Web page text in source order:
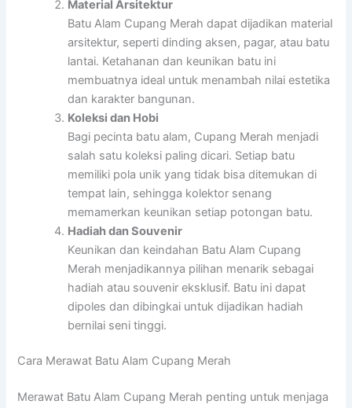
Material Arsitektur
Batu Alam Cupang Merah dapat dijadikan material
arsitektur, seperti dinding aksen, pagar, atau batu
lantai. Ketahanan dan keunikan batu ini
membuatnya ideal untuk menambah nilai estetika
dan karakter bangunan.
Koleksi dan Hobi
Bagi pecinta batu alam, Cupang Merah menjadi
salah satu koleksi paling dicari. Setiap batu
memiliki pola unik yang tidak bisa ditemukan di
tempat lain, sehingga kolektor senang
memamerkan keunikan setiap potongan batu.
Hadiah dan Souvenir
Keunikan dan keindahan Batu Alam Cupang
Merah menjadikannya pilihan menarik sebagai
hadiah atau souvenir eksklusif. Batu ini dapat
dipoles dan dibingkai untuk dijadikan hadiah
bernilai seni tinggi.
Cara Merawat Batu Alam Cupang Merah
Merawat Batu Alam Cupang Merah penting untuk menjaga